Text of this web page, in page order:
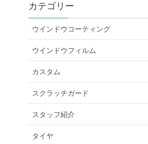
カテゴリー
ウインドウコーティング
ウインドウフィルム
カスタム
スクラッチガード
スタッフ紹介
タイヤ